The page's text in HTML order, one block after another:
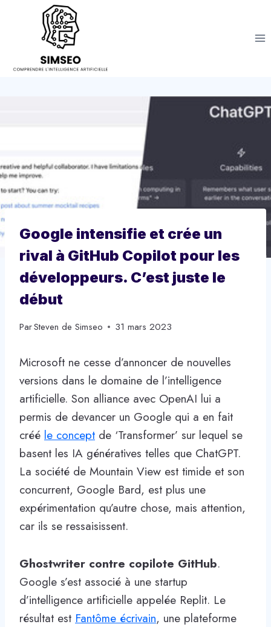
Google intensifie et crée un
rival à GitHub Copilot pour les
développeurs. C’est juste le
début
ParSteven de Simseo 31 mars 2023
Microsoft ne cesse d’annoncer de nouvelles
versions dans le domaine de l’intelligence
artificielle. Son alliance avec OpenAI lui a
permis de devancer un Google qui a en fait
créé le concept de ‘Transformer’ sur lequel se
basent les IA génératives telles que ChatGPT.
La société de Mountain View est timide et son
concurrent, Google Bard, est plus une
expérimentation qu’autre chose, mais attention,
car ils se ressaisissent.
Ghostwriter contre copilote GitHub.
Google s’est associé à une startup
d’intelligence artificielle appelée Replit. Le
résultat est Fantôme écrivain, une plateforme